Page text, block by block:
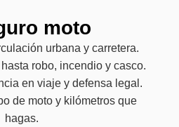
moto
urbana y carretera.
robo, incendio y casco.
en viaje y defensa legal.
de moto y kilómetros que
hagas.